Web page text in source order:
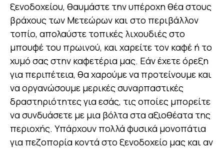
ξενοδοχείου, θαυμάστε την υπέροχη θέα στους
βράχους των Μετεώρων και στο περιβάλλον
τοπίο, απολαύστε τοπικές λιχουδιές στο
μπουφέ του πρωινού, και χαρείτε τον καφέ ή το
χυμό σας στην καφετέρια μας. Εάν έχετε όρεξη
για περιπέτεια, θα χαρούμε να προτείνουμε και
να οργανώσουμε μερικές συναρπαστικές
δραστηριότητες για εσάς, τις οποίες μπορείτε
να συνδυάσετε με μια βόλτα στα αξιοθέατα της
περιοχής. Υπάρχουν πολλά φυσικά μονοπάτια
για πεζοπορία κοντά στο ξενοδοχείο μας και αν